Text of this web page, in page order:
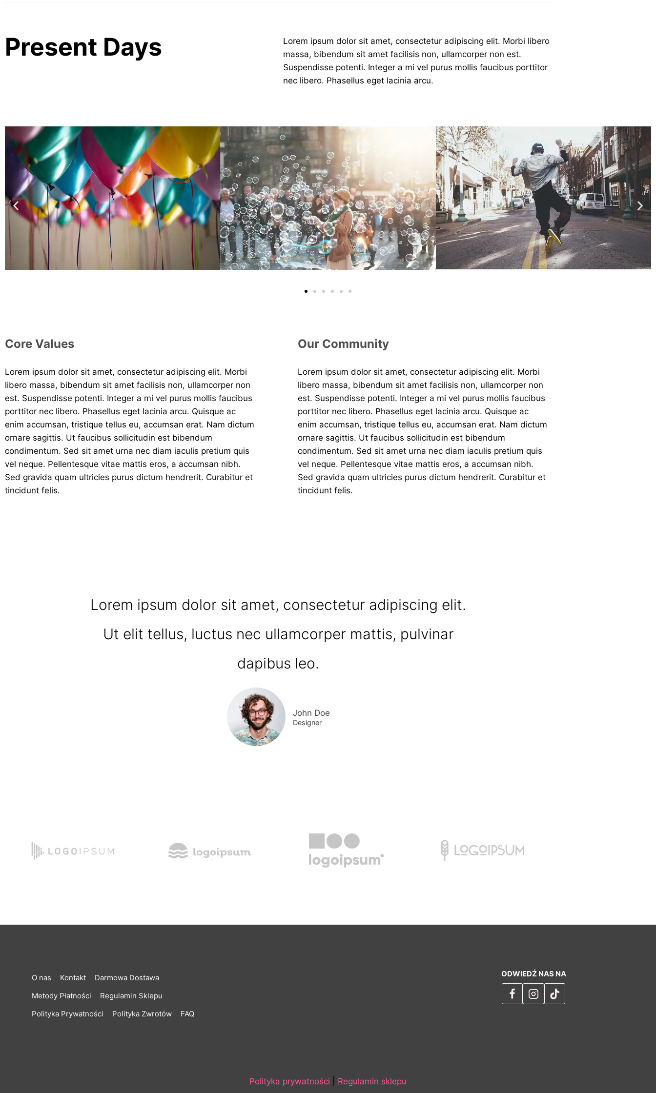
Present Days
Lorem ipsum dolor sit amet, consectetur adipiscing elit. Morbi libero
massa, bibendum sit amet facilisis non, ullamcorper non est.
Suspendisse potenti. Integer a mi vel purus mollis faucibus porttitor
nec libero. Phasellus eget lacinia arcu.
Core Values
Lorem ipsum dolor sit amet, consectetur adipiscing elit. Morbi
libero massa, bibendum sit amet facilisis non, ullamcorper non
est. Suspendisse potenti. Integer a mi vel purus mollis faucibus
porttitor nec libero. Phasellus eget lacinia arcu. Quisque ac
enim accumsan, tristique tellus eu, accumsan erat. Nam dictum
ornare sagittis. Ut faucibus sollicitudin est bibendum
condimentum. Sed sit amet urna nec diam iaculis pretium quis
vel neque. Pellentesque vitae mattis eros, a accumsan nibh.
Sed gravida quam ultricies purus dictum hendrerit. Curabitur et
tincidunt felis.
Our Community
Lorem ipsum dolor sit amet, consectetur adipiscing elit. Morbi
libero massa, bibendum sit amet facilisis non, ullamcorper non
est. Suspendisse potenti. Integer a mi vel purus mollis faucibus
porttitor nec libero. Phasellus eget lacinia arcu. Quisque ac
enim accumsan, tristique tellus eu, accumsan erat. Nam dictum
ornare sagittis. Ut faucibus sollicitudin est bibendum
condimentum. Sed sit amet urna nec diam iaculis pretium quis
vel neque. Pellentesque vitae mattis eros, a accumsan nibh.
Sed gravida quam ultricies purus dictum hendrerit. Curabitur et
tincidunt felis.
Lorem ipsum dolor sit amet, consectetur adipiscing elit.
Ut elit tellus, luctus nec ullamcorper mattis, pulvinar
dapibus leo.
John Doe
Designer
O nas Kontakt
Darmowa Dostawa
Metody Płatności
Regulamin Sklepu
Polityka Prywatności
Polityka Zwrotów FAQ
ODWIEDŹ NAS NA
Polityka prywatności Regulamin sklepu